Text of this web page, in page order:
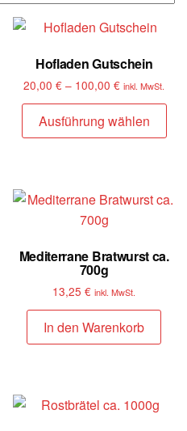
Hofladen Gutschein
20,00€ – 100,00€ inkl. MwSt.
Ausführung wählen
Mediterrane Bratwurst ca.
700g
13,25€ inkl. MwSt.
In den Warenkorb